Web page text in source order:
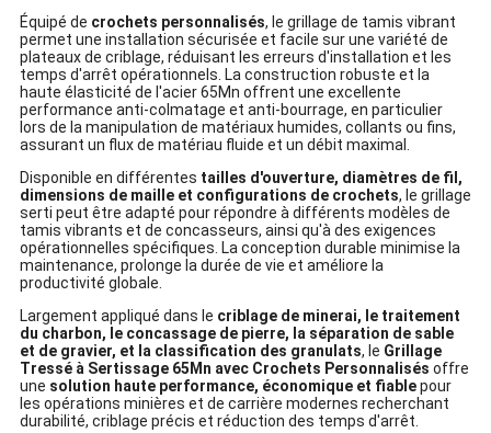
Équipé de crochets personnalisés, le grillage de tamis vibrant
permet une installation sécurisée et facile sur une variété de
plateaux de criblage, réduisant les erreurs d'installation et les
temps d'arrêt opérationnels. La construction robuste et la
haute élasticité de l'acier 65Mn offrent une excellente
performance anti-colmatage et anti-bourrage, en particulier
lors de la manipulation de matériaux humides, collants ou fins,
assurant un flux de matériau fluide et un débit maximal.
Disponible en différentes tailles d'ouverture, diamètres de fil,
dimensions de maille et configurations de crochets, le grillage
serti peut être adapté pour répondre à différents modèles de
tamis vibrants et de concasseurs, ainsi qu'à des exigences
opérationnelles spécifiques. La conception durable minimise la
maintenance, prolonge la durée de vie et améliore la
productivité globale.
Largement appliqué dans le criblage de minerai, le traitement
du charbon, le concassage de pierre, la séparation de sable
et de gravier, et la classification des granulats, le Grillage
Tressé à Sertissage 65Mn avec Crochets Personnalisés offre
une solution haute performance, économique et fiablepour
les opérations minières et de carrière modernes recherchant
durabilité, criblage précis et réduction des temps d'arrêt.